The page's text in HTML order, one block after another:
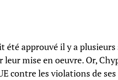
été approuvé il y a
mise en oeuvre. Or,
contre les violations de